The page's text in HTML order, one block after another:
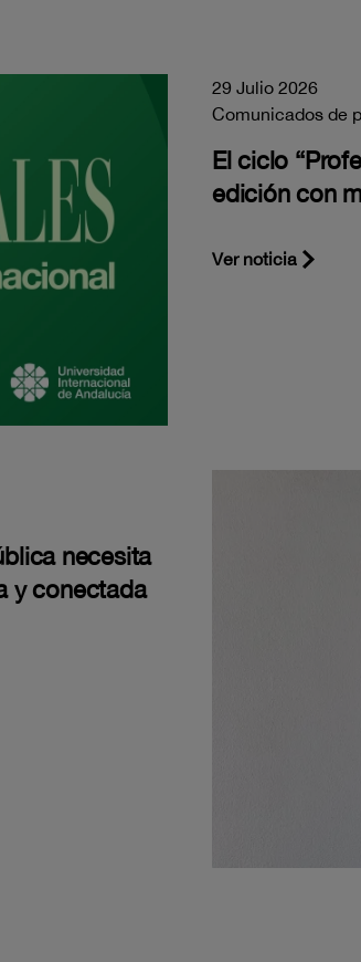
29 Julio 2026
Comunicados de
El ciclo
edición con
Ver noticia
necesita
y conectada